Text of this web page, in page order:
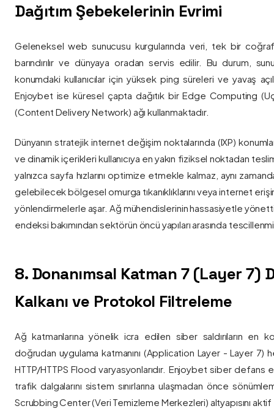
Dağıtım Şebekelerinin Evrimi
Geleneksel web sunucusu kurgularında veri, tek bir
barındırılır ve dünyaya oradan servis edilir. Bu durum,
konumdaki kullanıcılar için yüksek ping süreleri ve yavaş
Enjoybet ise küresel çapta dağıtık bir Edge Computing
(Content Delivery Network) ağı kullanmaktadır.
Dünyanın stratejik internet değişim noktalarında (IXP)
ve dinamik içerikleri kullanıcıya en yakın fiziksel noktadan
yalnızca sayfa hızlarını optimize etmekle kalmaz, aynı
gelebilecek bölgesel omurga tıkanıklıklarını veya internet
yönlendirmelerle aşar. Ağ mühendislerinin hassasiyetle
endeksi bakımından sektörün öncü yapıları arasında
8. Donanımsal Katman 7 (Layer 7)
Kalkanı ve Protokol Filtreleme
Ağ katmanlarına yönelik icra edilen siber saldırıların en
doğrudan uygulama katmanını (Application Layer - Layer 7)
HTTP/HTTPS Flood varyasyonlarıdır. Enjoybet siber
trafik dalgalarını sistem sınırlarına ulaşmadan önce
Scrubbing Center (Veri Temizleme Merkezleri) altyapısını